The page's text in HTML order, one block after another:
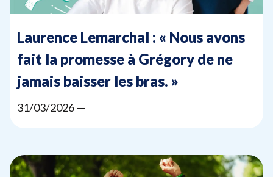
Laurence Lemarchal : « Nous avons
fait la promesse à Grégory de ne
jamais baisser les bras. »
31/03/2026 —